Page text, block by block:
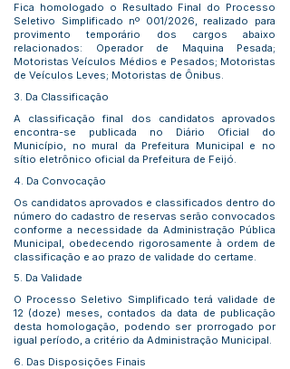
Fica homologado o Resultado Final do Processo
Seletivo Simplificado nº 001/2026, realizado para
provimento temporário dos cargos abaixo
relacionados: Operador de Maquina Pesada;
Motoristas Veículos Médios e Pesados; Motoristas
de Veículos Leves; Motoristas de Ônibus.
3. Da Classificação
A classificação final dos candidatos aprovados
encontra-se publicada no Diário Oficial do
Município, no mural da Prefeitura Municipal e no
sítio eletrônico oficial da Prefeitura de Feijó.
4. Da Convocação
Os candidatos aprovados e classificados dentro do
número do cadastro de reservas serão convocados
conforme a necessidade da Administração Pública
Municipal, obedecendo rigorosamente à ordem de
classificação e ao prazo de validade do certame.
5. Da Validade
O Processo Seletivo Simplificado terá validade de
12 (doze) meses, contados da data de publicação
desta homologação, podendo ser prorrogado por
igual período, a critério da Administração Municipal.
6. Das Disposições Finais